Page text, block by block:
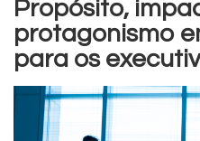
Propósito,
protagonismo
para os